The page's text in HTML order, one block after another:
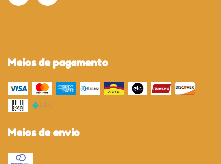
Meios de pagamento
Meios de envio